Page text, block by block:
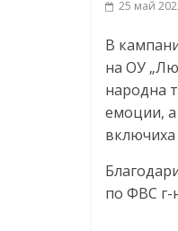
25 май
В
на ОУ
народна
емоции, а
по ФВС г-